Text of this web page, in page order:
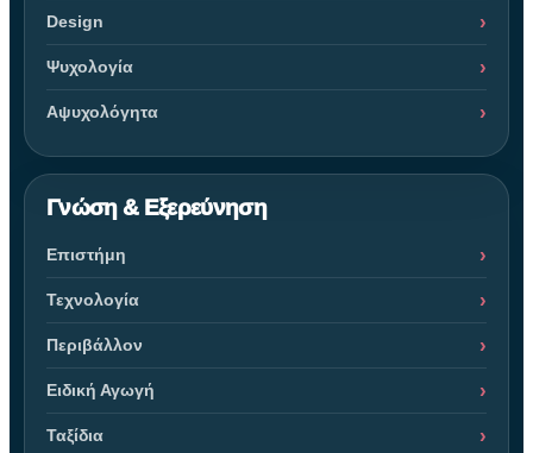
Design
Ψυχολογία
Αψυχολόγητα
Γνώση & Εξερεύνηση
Επιστήμη
Τεχνολογία
Περιβάλλον
Ειδική Αγωγή
Ταξίδια